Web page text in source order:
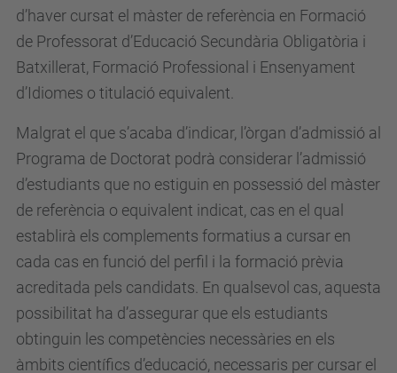
d’haver cursat el màster de referència en Formació
de Professorat d’Educació Secundària Obligatòria i
Batxillerat, Formació Professional i Ensenyament
d’Idiomes o titulació equivalent.
Malgrat el que s’acaba d’indicar, l’òrgan d’admissió al
Programa de Doctorat podrà considerar l’admissió
d’estudiants que no estiguin en possessió del màster
de referència o equivalent indicat, cas en el qual
establirà els complements formatius a cursar en
cada cas en funció del perfil i la formació prèvia
acreditada pels candidats. En qualsevol cas, aquesta
possibilitat ha d’assegurar que els estudiants
obtinguin les competències necessàries en els
àmbits científics d’educació, necessaris per cursar el